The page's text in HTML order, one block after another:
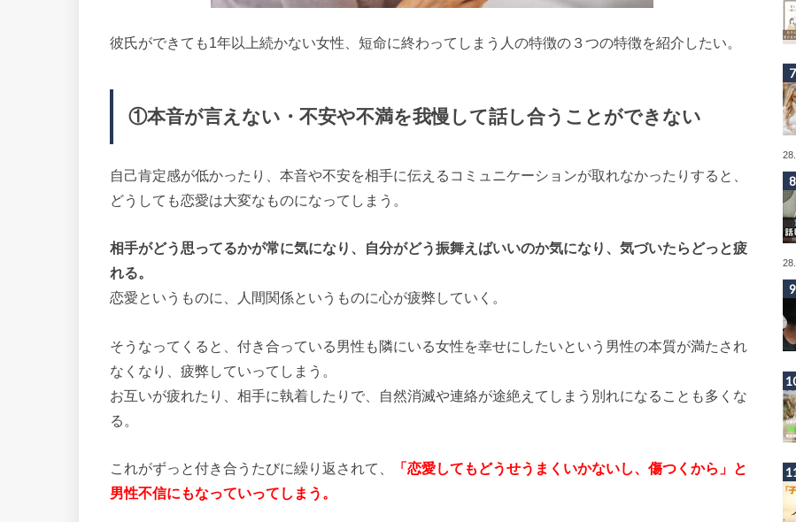
彼氏ができても1年以上続かない女性、短命に終わってしまう人の特徴の３つの特徴を紹介したい。
①本音が言えない・不安や不満を我慢して話し合うことができない
自己肯定感が低かったり、本音や不安を相手に伝えるコミュニケーションが取れなかったりすると、
どうしても恋愛は大変なものになってしまう。
相手がどう思ってるかが常に気になり、自分がどう振舞えばいいのか気になり、気づいたらどっと疲
れる。
恋愛というものに、人間関係というものに心が疲弊していく。
そうなってくると、付き合っている男性も隣にいる女性を幸せにしたいという男性の本質が満たされ
なくなり、疲弊していってしまう。
お互いが疲れたり、相手に執着したりで、自然消滅や連絡が途絶えてしまう別れになることも多くな
る。
これがずっと付き合うたびに繰り返されて、
「恋愛してもどうせうまくいかないし、傷つくから」と
男性不信にもなっていってしまう。